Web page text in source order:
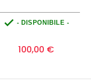
 - DISPONIBILE -
55,00 €